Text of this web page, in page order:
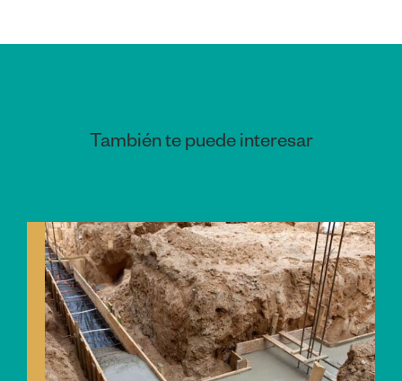
También te puede interesar